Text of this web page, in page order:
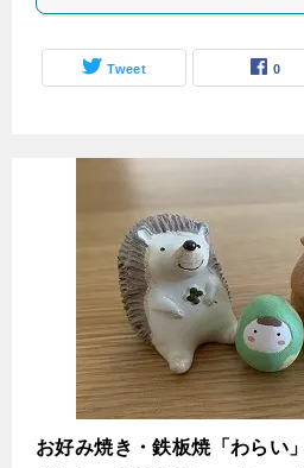
Tweet 0
お好み焼き・鉄板焼「わらい